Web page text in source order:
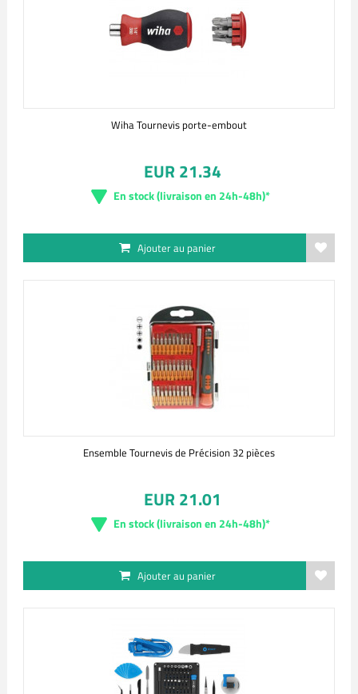
Wiha Tournevis porte-embout
EUR 21.34
En stock (livraison en 24h-48h)*
Ajouter au panier
Ensemble Tournevis de Précision 32 pièces
EUR 21.01
En stock (livraison en 24h-48h)*
Ajouter au panier